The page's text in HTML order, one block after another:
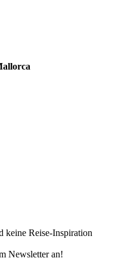
keine Reise-Inspiration
Newsletter an!